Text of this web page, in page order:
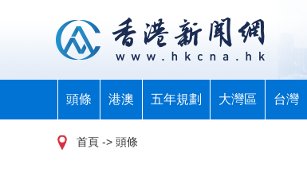
頭條 港澳 五年規劃 大灣區 台灣
首頁 -> 頭條